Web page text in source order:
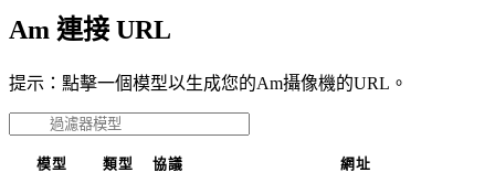
Am 連接 URL
提示：點擊一個模型以生成您的Am攝像機的URL。
模型 類型 協議 網址